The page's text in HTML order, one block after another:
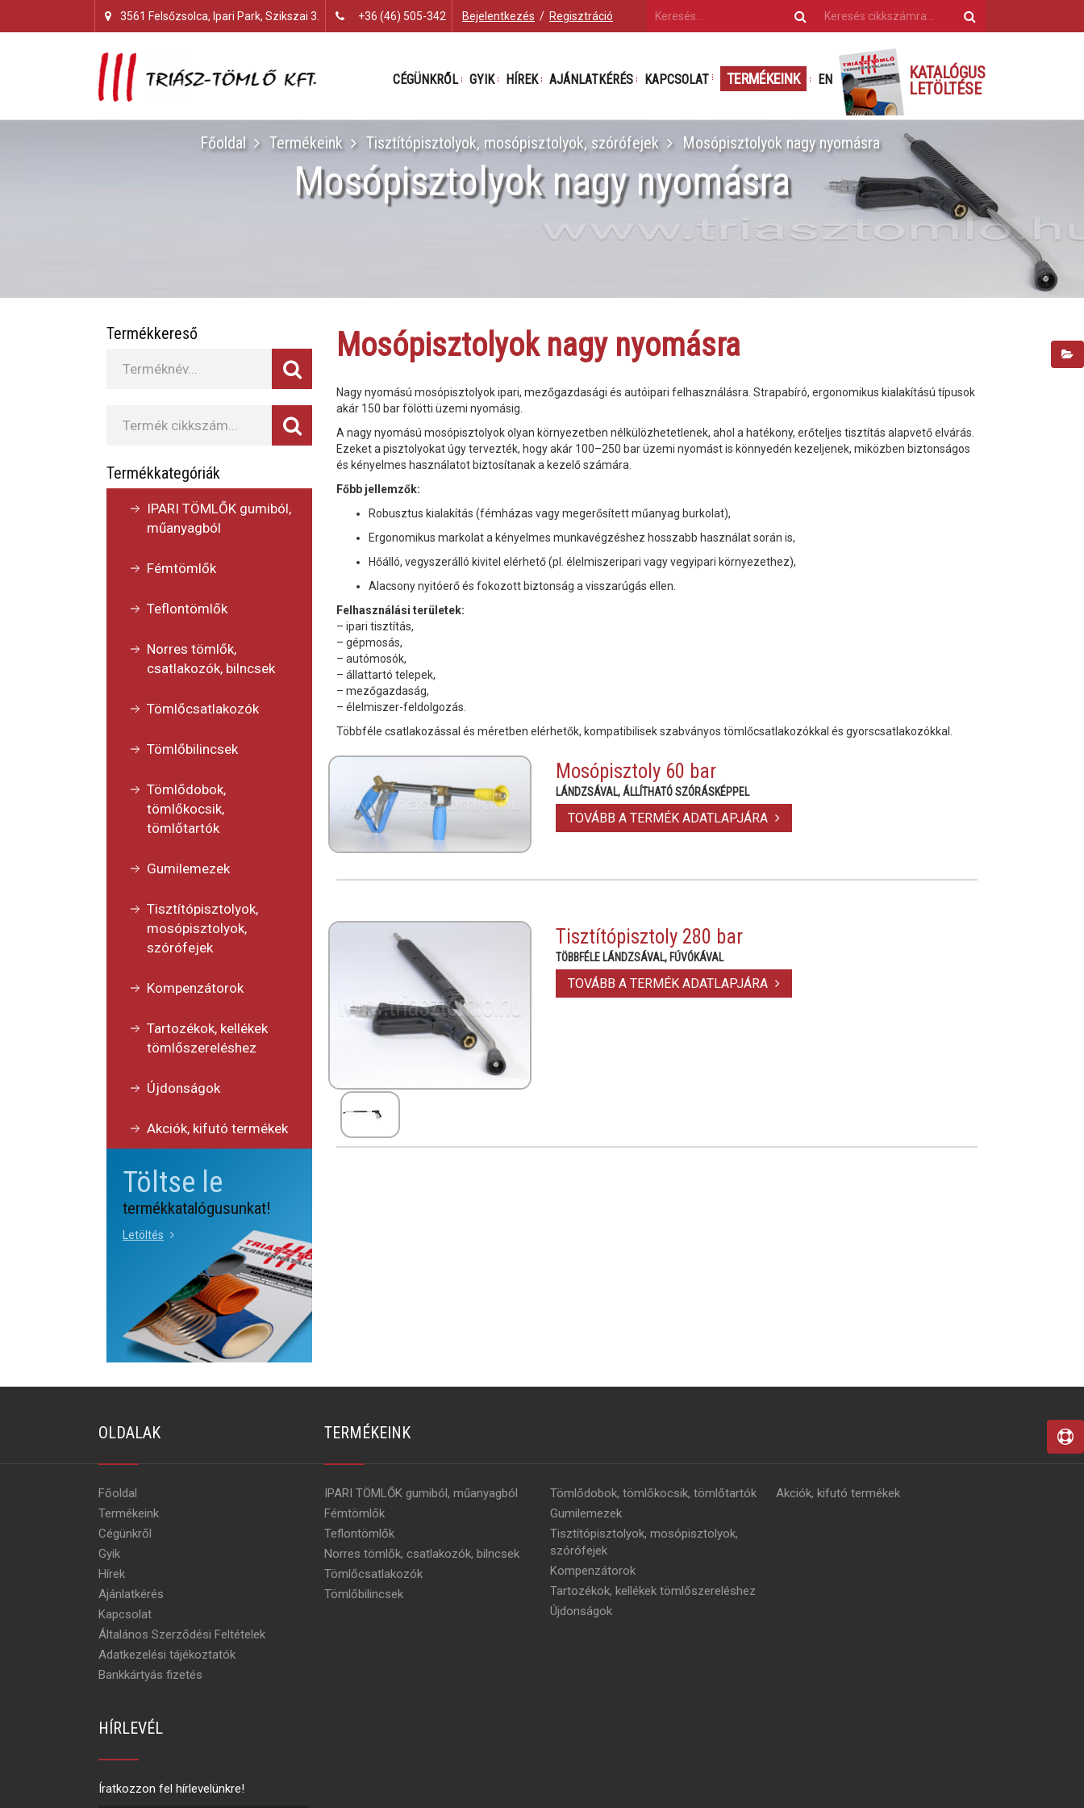
3561 Felsőzsolca, Ipari Park, Szikszai 3. +36 (46) 505-342 Bejelentkezés / Regisztráció
CÉGÜNKRŐL GYIK HÍREK AJÁNLATKÉRÉS KAPCSOLAT TERMÉKEINK EN
KATALÓGUS
LETÖLTÉSE
Főoldal Termékeink Tisztítópisztolyok, mosópisztolyok, szórófejek Mosópisztolyok nagy nyomásra
Mosópisztolyok nagy nyomásra
Termékkereső
Termékkategóriák
IPARI TÖMLŐK gumiból,
műanyagból
Fémtömlők
Teflontömlők
Norres tömlők,
csatlakozók, bilncsek
Tömlőcsatlakozók
Tömlőbilincsek
Tömlődobok,
tömlőkocsik,
tömlőtartók
Gumilemezek
Tisztítópisztolyok,
mosópisztolyok,
szórófejek
Kompenzátorok
Tartozékok, kellékek
tömlőszereléshez
Újdonságok
Akciók, kifutó termékek
Töltse le
termékkatalógusunkat!
Letöltés
Mosópisztolyok nagy nyomásra
Nagy nyomású mosópisztolyok ipari, mezőgazdasági és autóipari felhasználásra. Strapabíró, ergonomikus kialakítású típusok
akár 150 bar fölötti üzemi nyomásig.
A nagy nyomású mosópisztolyok olyan környezetben nélkülözhetetlenek, ahol a hatékony, erőteljes tisztítás alapvető elvárás.
Ezeket a pisztolyokat úgy tervezték, hogy akár 100–250 bar üzemi nyomást is könnyedén kezeljenek, miközben biztonságos
és kényelmes használatot biztosítanak a kezelő számára.
Főbb jellemzők:
Robusztus kialakítás (fémházas vagy megerősített műanyag burkolat),
Ergonomikus markolat a kényelmes munkavégzéshez hosszabb használat során is,
Hőálló, vegyszerálló kivitel elérhető (pl. élelmiszeripari vagy vegyipari környezethez),
Alacsony nyitóerő és fokozott biztonság a visszarúgás ellen.
Felhasználási területek:
– ipari tisztítás,
– gépmosás,
– autómosók,
– állattartó telepek,
– mezőgazdaság,
– élelmiszer-feldolgozás.
Többféle csatlakozással és méretben elérhetők, kompatibilisek szabványos tömlőcsatlakozókkal és gyorscsatlakozókkal.
Mosópisztoly 60 bar
LÁNDZSÁVAL, ÁLLÍTHATÓ SZÓRÁSKÉPPEL
TOVÁBB A TERMÉK ADATLAPJÁRA
Tisztítópisztoly 280 bar
TÖBBFÉLE LÁNDZSÁVAL, FÚVÓKÁVAL
TOVÁBB A TERMÉK ADATLAPJÁRA
OLDALAK
Főoldal
Termékeink
Cégünkről
Gyik
Hírek
Ajánlatkérés
Kapcsolat
Általános Szerződési Feltételek
Adatkezelési tájékoztatók
Bankkártyás fizetés
TERMÉKEINK
IPARI TÖMLŐK gumiból, műanyagból
Fémtömlők
Teflontömlők
Norres tömlők, csatlakozók, bilncsek
Tömlőcsatlakozók
Tömlőbilincsek
Tömlődobok, tömlőkocsik, tömlőtartók
Gumilemezek
Tisztítópisztolyok, mosópisztolyok,
szórófejek
Kompenzátorok
Tartozékok, kellékek tömlőszereléshez
Újdonságok
Akciók, kifutó termékek
HÍRLEVÉL
Íratkozzon fel hírlevelünkre!